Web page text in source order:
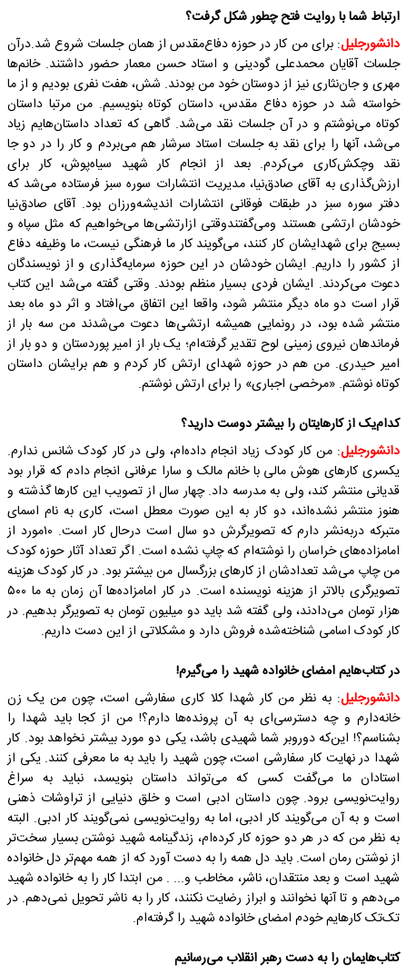
ارتباط شما با روایت فتح چطور شکل گرفت؟
دانشورجلیل: برای من کار در حوزه دفاع‌مقدس از همان جلسات شروع شد.درآن
جلسات آقایان محمدعلی گودینی و استاد حسن معمار حضور داشتند. خانم‌ها
مهری و جان‌نثاری نیز از دوستان خود من بودند. شش، هفت نفری بودیم و از ما
خواسته شد در حوزه دفاع مقدس، داستان کوتاه بنویسیم. من مرتبا داستان
کوتاه می‌نوشتم و در آن جلسات نقد می‌شد. گاهی که تعداد داستان‌هایم زیاد
می‌شد، آنها را برای نقد به جلسات استاد سرشار هم می‌بردم و کار را در دو جا
نقد وچکش‌کاری می‌کردم. بعد از انجام کار شهید سیاه‌پوش، کار برای
ارزش‌گذاری به آقای صادق‌نیا، مدیریت انتشارات سوره سبز فرستاده می‌شد که
دفتر سوره سبز در طبقات فوقانی انتشارات اندیشه‌ورزان بود. آقای صادق‌نیا
خودشان ارتشی هستند ومی‌گفتندوقتی ازارتشی‌ها می‌خواهیم که مثل سپاه و
بسیج برای شهدایشان کار کنند، می‌گویند کار ما فرهنگی نیست، ما وظیفه دفاع
از کشور را داریم. ایشان خودشان در این حوزه سرمایه‌گذاری و از نویسندگان
دعوت می‌کردند. ایشان فردی بسیار منظم بودند. وقتی گفته می‌شد این کتاب
قرار است دو ماه دیگر منتشر شود، واقعا این اتفاق می‌افتاد و اثر دو ماه بعد
منتشر شده بود، در رونمایی همیشه ارتشی‌ها دعوت می‌شدند من سه بار از
فرماندهان نیروی زمینی لوح تقدیر گرفته‌ام؛ یک بار از امیر پوردستان و دو بار از
امیر حیدری. من هم در حوزه شهدای ارتش کار کردم و هم برایشان داستان
کوتاه نوشتم. «مرخصی اجباری» را برای ارتش نوشتم.
کدام‌یک از کارهایتان را بیشتر دوست دارید؟
دانشورجلیل: من کار کودک زیاد انجام داده‌ام، ولی در کار کودک شانس ندارم.
یکسری کار‌های هوش مالی با خانم مالک و سارا عرفانی انجام دادم که قرار بود
قدیانی منتشر کند، ولی به مدرسه داد. چهار سال از تصویب این کار‌ها گذشته و
هنوز منتشر نشده‌اند، دو کار به این صورت معطل است، کاری به نام اسمای
متبرکه دربه‌نشر دارم که تصویرگرش دو سال است درحال کار است. ۱۰مورد از
امامزاده‌های خراسان را نوشته‌ام که چاپ نشده است. اگر تعداد آثار حوزه کودک
من چاپ می‌شد تعدادشان از کارهای بزرگسال من بیشتر بود. در کار کودک هزینه
تصویرگری بالاتر از هزینه نویسنده است. در کار امامزاده‌ها آن زمان به ما ۵۰۰
هزار تومان می‌دادند، ولی گفته شد باید دو میلیون تومان به تصویرگر بدهیم. در
کار کودک اسامی شناخته‌شده فروش دارد و مشکلاتی از این دست داریم.
در کتاب‌هایم امضای خانواده شهید را می‌گیرم!
دانشورجلیل: به نظر من کار شهدا کلا کاری سفارشی است، چون من یک زن
خانه‌دارم و چه دسترسی‌ای به آن پرونده‌ها دارم؟! من از کجا باید شهدا را
بشناسم؟! این‌که دوروبر شما شهیدی باشد، یکی دو مورد بیشتر نخواهد بود. کار
شهدا در نهایت کار سفارشی است، چون شهید را باید به ما معرفی کنند. یکی از
استادان ما می‌گفت کسی که می‌تواند داستان بنویسد، نباید به سراغ
روایت‌نویسی برود. چون داستان ادبی است و خلق دنیایی از تراوشات ذهنی
است و به آن می‌گویند کار ادبی، اما به روایت‌نویسی نمی‌گویند کار ادبی. البته
به نظر من که در هر دو حوزه کار کرده‌ام، زندگینامه شهید نوشتن بسیار سخت‌تر
از نوشتن رمان است. باید دل همه را به دست آورد که از همه مهم‌تر دل خانواده
شهید است و بعد منتقدان، ناشر، مخاطب و... . من ابتدا کار را به خانواده شهید
می‌دهم و تا آنها نخوانند و ابراز رضایت نکنند، کار را به ناشر تحویل نمی‌دهم. در
تک‌تک کارهایم خودم امضای خانواده شهید را گرفته‌ام.
کتاب‌هایمان را به دست رهبر انقلاب می‌رسانیم